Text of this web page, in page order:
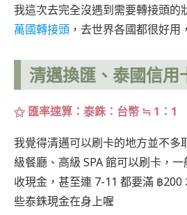
我這次去完全沒遇到需要轉接頭的
萬國轉接頭 ，去世界各國都很好用
清邁換匯、泰國信用
⚝ 匯率速算：泰銖：台幣 ≒ 1：1
我覺得清邁可以刷卡的地方並不多
級餐廳、高級 SPA 館可以刷卡，
收現金，甚至連 7-11 都要滿 ฿
些泰銖現金在身上喔